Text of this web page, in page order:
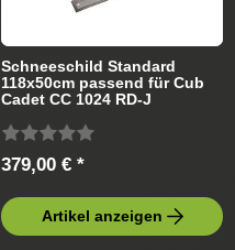
Schneeschild Standard
118x50cm passend für Cub
Cadet CC 1024 RD-J
379,00 € *
Artikel anzeigen